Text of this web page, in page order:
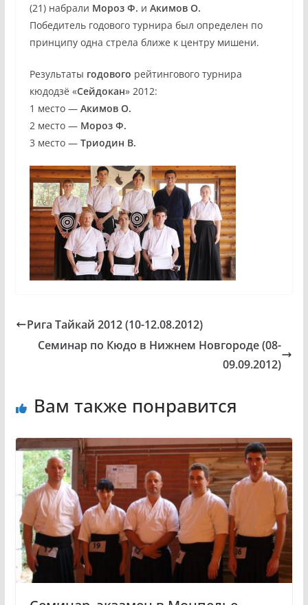
(21) набрали Мороз Ф. и Акимов О.
Победитель годового турнира был определен по
принципу одна стрела ближе к центру мишени.
Результаты годового рейтингового турнира
кюдодзё «Сейдокан» 2012:
1 место — Акимов О.
2 место — Мороз Ф.
3 место — Триодин В.
Рига Тайкай 2012 (10-12.08.2012)
Семинар по Кюдо в Нижнем Новгороде (08-
09.09.2012)
Вам также понравится